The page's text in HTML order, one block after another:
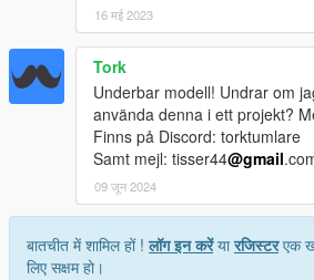
16 मई 2023
Tork
Underbar modell! Undrar om
använda denna i ett projekt?
Finns på Discord: torktumlare
Samt mejl: tisser44@gmail
09 जून 2024
बातचीत में शामिल हों !लॉग इन करेंयारजिस्टरएक
लिए सक्षम हो।